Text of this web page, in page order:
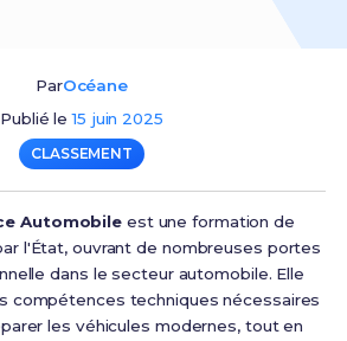
ParOcéane
Publié le15 juin 2025
CLASSEMENT
Automobile est une formation de
l'État, ouvrant de nombreuses portes
dans le secteur automobile. Elle
compétences techniques nécessaires
les véhicules modernes, tout en